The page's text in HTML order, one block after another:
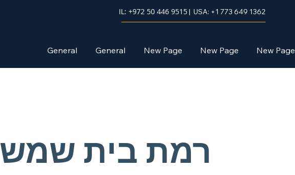
IL: +972 50 446 9515| USA: +1 773 649 1362
General General New Page New Page New Page
רמת בית שמש